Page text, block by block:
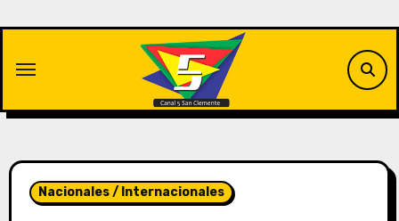
contenido
Nacionales / Internacionales